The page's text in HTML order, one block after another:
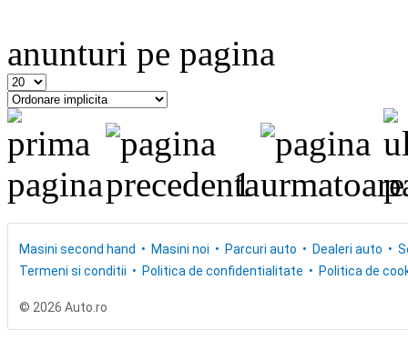
anunturi pe pagina
1
Masini second hand Masini noi Parcuri auto Dealeri auto
Termeni si conditii
Politica de confidentialitate Politica de
© 2026 Auto.ro